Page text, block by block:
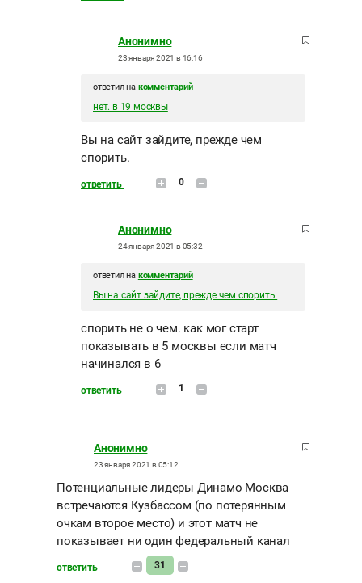
Анонимно
23 января 2021 в 16:16
ответил на комментарий
нет. в 19 москвы
Вы на сайт зайдите, прежде чем
спорить.
ответить 0
Анонимно
24 января 2021 в 05:32
ответил на комментарий
Вы на сайт зайдите, прежде чем спорить.
спорить не о чем. как мог старт
показывать в 5 москвы если матч
начинался в 6
ответить 1
Анонимно
23 января 2021 в 05:12
Потенциальные лидеры Динамо Москва
встречаются Кузбассом (по потерянным
очкам второе место) и этот матч не
показывает ни один федеральный канал
ответить 31